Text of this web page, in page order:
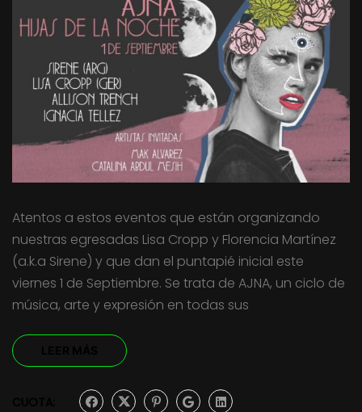
Atentos a estos eventos que están organizando
nuestras egresadas Lisa Cropp y Florencia Martínez
(a.k.a Sirene) y que dan el puntapié inicial este
viernes 1 de Septiembre. Se trata de AJNA, un ciclo de
música, arte y expresión en todas sus